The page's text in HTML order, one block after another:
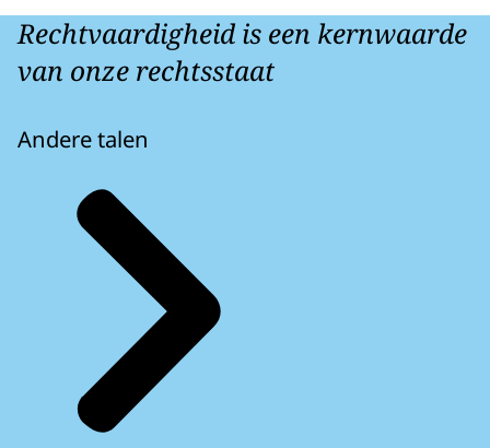
Rechtvaardigheid is een kernwaarde
van onze rechtsstaat
Andere talen